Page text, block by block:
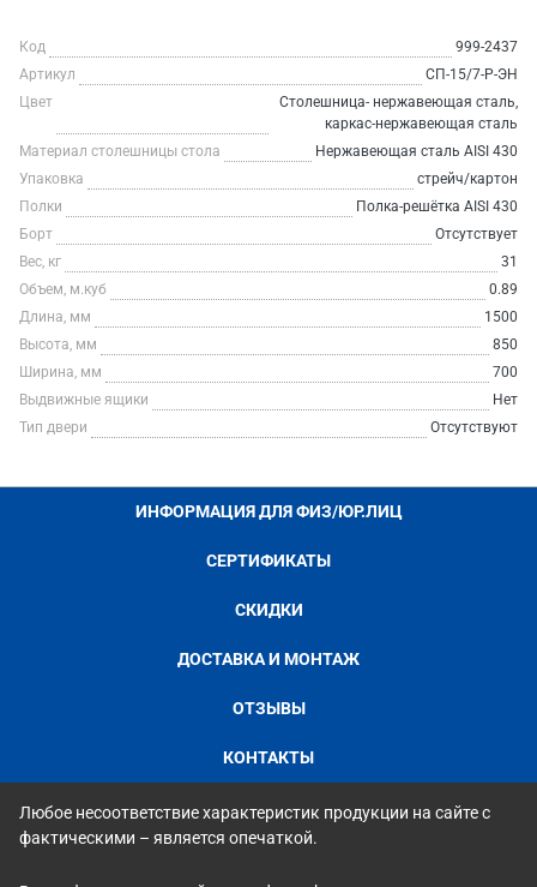
Код
999-2437
Артикул
СП-15/7-Р-ЭН
Цвет
Столешница- нержавеющая сталь,
каркас-нержавеющая сталь
Материал столешницы стола
Нержавеющая сталь AISI 430
Упаковка
стрейч/картон
Полки
Полка-решётка AISI 430
Борт
Отсутствует
Вес, кг
31
Объем, м.куб
0.89
Длина, мм
1500
Высота, мм
850
Ширина, мм
700
Выдвижные ящики
Нет
Тип двери
Отсутствуют
ИНФОРМАЦИЯ ДЛЯ ФИЗ/ЮР.ЛИЦ
СЕРТИФИКАТЫ
СКИДКИ
ДОСТАВКА И МОНТАЖ
ОТЗЫВЫ
КОНТАКТЫ
Любое несоответствие характеристик продукции на сайте с
фактическими – является опечаткой.